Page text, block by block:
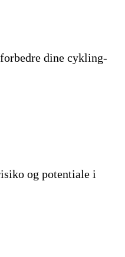
dine cykling-
og potentiale i